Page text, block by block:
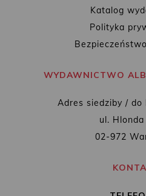
Katalog
Polityka
WYDAWNICTWO
Adres siedziby / do
ul.
02-972